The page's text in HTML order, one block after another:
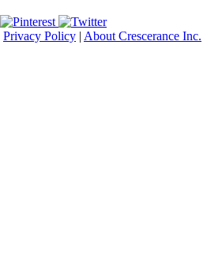
Privacy Policy | About Crescerance Inc.